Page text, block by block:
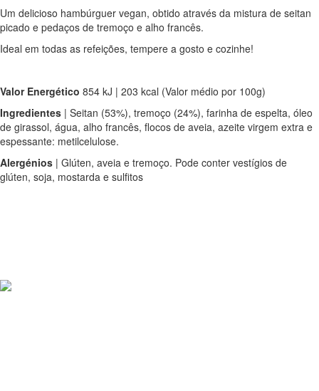
Um delicioso hambúrguer vegan, obtido através da mistura de seitan
picado e pedaços de tremoço e alho francês.
Ideal em todas as refeições, tempere a gosto e cozinhe!
Valor Energético 854 kJ | 203 kcal (Valor médio por 100g)
Ingredientes | Seitan (53%), tremoço (24%), farinha de espelta, óleo
de girassol, água, alho francês, flocos de aveia, azeite virgem extra e
espessante: metilcelulose.
Alergénios | Glúten, aveia e tremoço. Pode conter vestígios de
glúten, soja, mostarda e sulfitos